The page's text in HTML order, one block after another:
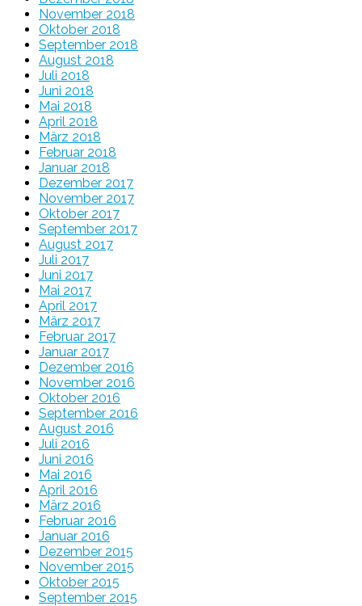
November 2018
Oktober 2018
September 2018
August 2018
Juli 2018
Juni 2018
Mai 2018
April 2018
März 2018
Februar 2018
Januar 2018
Dezember 2017
November 2017
Oktober 2017
September 2017
August 2017
Juli 2017
Juni 2017
Mai 2017
April 2017
März 2017
Februar 2017
Januar 2017
Dezember 2016
November 2016
Oktober 2016
September 2016
August 2016
Juli 2016
Juni 2016
Mai 2016
April 2016
März 2016
Februar 2016
Januar 2016
Dezember 2015
November 2015
Oktober 2015
September 2015